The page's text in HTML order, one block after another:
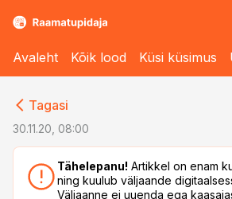
Avaleht Kõik lood Küsi küsimus
Tagasi
30.11.20, 08:00
Tähelepanu! Artikkel on enam
ning kuulub väljaande
Väljaanne ei uuenda ega